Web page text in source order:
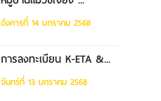
อังคารที่ 14 มกราคม 2568
การลงทะเบียน K-ETA &...
จันทร์ที่ 13 มกราคม 2568